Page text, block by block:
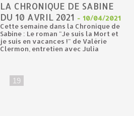
LA CHRONIQUE DE SABINE
DU 10 AVRIL 2021 - 10/04/2021
Cette semaine dans la Chronique de
Sabine : Le roman "Je suis la Mort et
je suis en vacances !" de Valérie
Clermon, entretien avec Julia
19